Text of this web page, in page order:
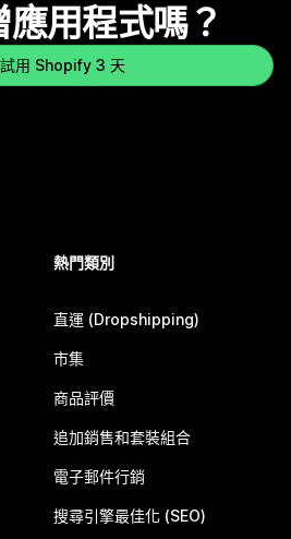
用程式嗎？
用 Shopify 3 天
熱門類別
直運 (Dropshipping)
市集
商品評價
追加銷售和套裝組合
電子郵件行銷
搜尋引擎最佳化 (SEO)